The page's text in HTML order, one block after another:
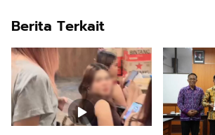
Berita Terkait